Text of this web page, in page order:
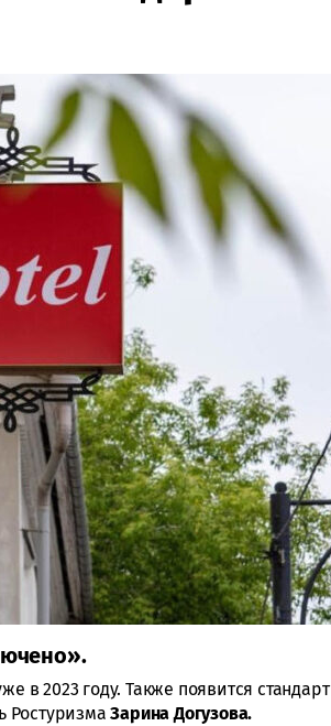
в 2023 году. Также появится стандарт
РостуризмаЗарина Догузова.